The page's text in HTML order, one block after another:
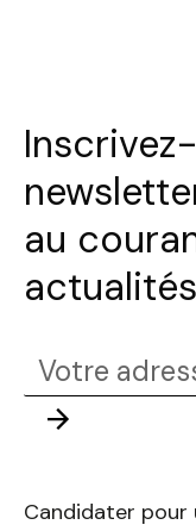
au
actualités
Votre
adresse
E-
Envoyer
Candidater pour